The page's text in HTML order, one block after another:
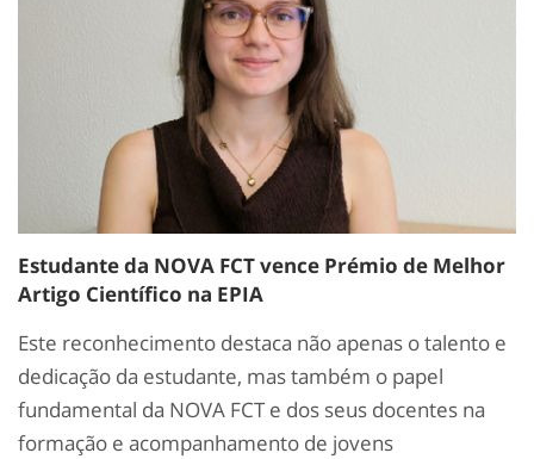
Estudante da NOVA FCT vence Prémio de Melhor
Artigo Científico na EPIA
Este reconhecimento destaca não apenas o talento e
dedicação da estudante, mas também o papel
fundamental da NOVA FCT e dos seus docentes na
formação e acompanhamento de jovens